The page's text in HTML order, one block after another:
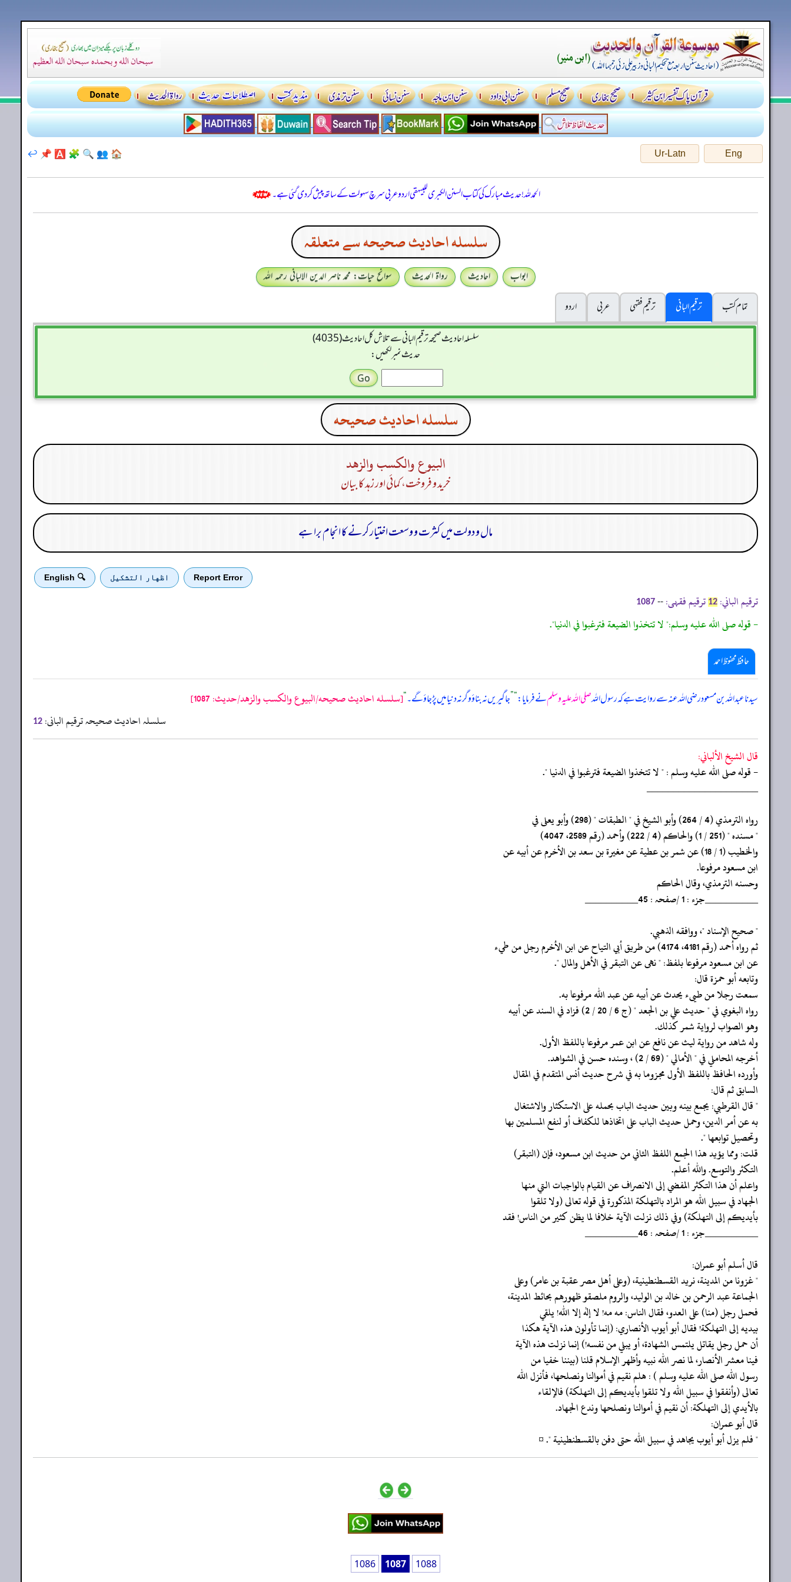
Eng
Ur-Latn
🏠
👥
🔍
🧩
🅰️
📌
↩️
الحمدللہ! حدیث مبارک کی کتاب السنن الكبرى للبيهقي اردو عربی سرچ سہولت کے ساتھ پیش کر دی گئی ہے۔
سلسله احاديث صحيحه سے متعلقہ
ابواب احادیث رواۃ الحدیث
سوانح حیات: محمد ناصر الدین الالبانی رحمہ اللہ
تمام کتب
ترقیم البانی ترقيم فقہی عربی
اردو
سلسله احاديث صحيحه ترقیم البانی سے تلاش کل احادیث (4035)
حدیث نمبر لکھیں:
سلسله احاديث صحيحه
البيوع والكسب والزهد
خرید و فروخت، کمائی اور زہد کا بیان
مال و دولت میں کثرت و وسعت اختیار کرنے کا انجام برا ہے
Report Error اظهار التشكيل 🔍 English
ترقیم الباني: 12 ترقیم فقہی: --
1087
- قوله صلى الله عليه وسلم:" لا تتخذوا الضيعة فترغبوا في الدنيا".
حافظ محفوظ احمد
سیدنا عبداللہ بن مسعود رضی اللہ عنہ سے روایت ہے کہ رسول اللہصلی اللہ علیہ وسلمنے فرمایا:“
”جاگیریں نہ بناؤ وگرنہ دنیا میں پڑ جاؤ گے۔“[سلسله احاديث صحيحه/البيوع والكسب والزهد/حدیث: 1087]
سلسلہ احادیث صحیحہ ترقیم البانی: 12
قال الشيخ الألباني:
- قوله صلى الله عليه وسلم : " لا تتخذوا الضيعة فترغبوا في الدنيا ".
‏‏‏‏_____________________
‏‏‏‏رواه الترمذي (4 / 264) وأبو الشيخ في " الطبقات " (298) وأبو يعلى في
‏‏‏‏" مسنده " (251 / 1) والحاكم (4 / 222) وأحمد (رقم 2589، 4047)
‏‏‏‏والخطيب (1 / 18) عن شمر بن عطية عن مغيرة بن سعد بن الأخرم عن أبيه عن
‏‏‏‏ابن مسعود مرفوعا.
‏‏‏‏وحسنه الترمذي، وقال الحاكم
‏‏‏‏__________جزء : 1 /صفحہ : 45__________
‏‏‏‏" صحيح الإسناد "، ووافقه الذهبي.
‏‏‏‏ثم رواه أحمد (رقم 4181، 4174) من طريق أبي التياح عن ابن الأخرم رجل من طيء
‏‏‏‏عن ابن مسعود مرفوعا بلفظ: " نهى عن التبقر في الأهل والمال ".
‏‏‏‏وتابعه أبو حمزة قال:
‏‏‏‏سمعت رجلا من طيىء يحدث عن أبيه عن عبد الله مرفوعا به.
‏‏‏‏رواه البغوي في " حديث علي بن الجعد " (ج 6 / 20 / 2) فزاد في السند عن أبيه
‏‏‏‏وهو الصواب لرواية شمر كذلك.
‏‏‏‏وله شاهد من رواية ليث عن نافع عن ابن عمر مرفوعا باللفظ الأول.
‏‏‏‏أخرجه المحاملي في " الأمالي " (69 / 2) ، وسنده حسن في الشواهد.
‏‏‏‏وأورده الحافظ باللفظ الأول مجزوما به في شرح حديث أنس المتقدم في المقال
‏‏‏‏السابق ثم قال:
‏‏‏‏" قال القرطبي: يجمع بينه وبين حديث الباب بحمله على الاستكثار والاشتغال
‏‏‏‏به عن أمر الدين، وحمل حديث الباب على اتخاذها للكفاف أو لنفع المسلمين بها
‏‏‏‏وتحصيل توابعها ".
‏‏‏‏قلت: ومما يؤيد هذا الجمع اللفظ الثاني من حديث ابن مسعود، فإن (التبقر)
‏‏‏‏التكثر والتوسع. والله أعلم.
‏‏‏‏واعلم أن هذا التكثر المفضي إلى الانصراف عن القيام بالواجبات التي منها
‏‏‏‏الجهاد في سبيل الله هو المراد بالتهلكة المذكورة في قوله تعالى (ولا تلقوا
‏‏‏‏بأيديكم إلى التهلكة) وفي ذلك نزلت الآية خلافا لما يظن كثير من الناس! فقد
‏‏‏‏__________جزء : 1 /صفحہ : 46__________
‏‏‏‏قال أسلم أبو عمران:
‏‏‏‏" غزونا من المدينة، نريد القسطنطينية، (وعلى أهل مصر عقبة بن عامر) وعلى
‏‏‏‏الجماعة عبد الرحمن بن خالد بن الوليد، والروم ملصقو ظهورهم بحائط المدينة،
‏‏‏‏فحمل رجل (منا) على العدو، فقال الناس: مه مه! لا إله إلا الله! يلقي
‏‏‏‏بيديه إلى التهلكة! فقال أبو أيوب الأنصاري: (إنما تأولون هذه الآية هكذا
‏‏‏‏أن حمل رجل يقاتل يلتمس الشهادة، أو يبلي من نفسه!) إنما نزلت هذه الآية
‏‏‏‏فينا معشر الأنصار، لما نصر الله نبيه وأظهر الإسلام قلنا (بيننا خفيا من
‏‏‏‏رسول الله صلى الله عليه وسلم ) : هلم نقيم في أموالنا ونصلحها، فأنزل الله
‏‏‏‏تعالى (وأنفقوا في سبيل الله ولا تلقوا بأيديكم إلى التهلكة) فالإلقاء
‏‏‏‏بالأيدي إلى التهلكة: أن نقيم في أموالنا ونصلحها وندع الجهاد.
‏‏‏‏قال أبو عمران:
‏‏‏‏" فلم يزل أبو أيوب يجاهد في سبيل الله حتى دفن بالقسطنطينية ". ¤
1086 1087
1088